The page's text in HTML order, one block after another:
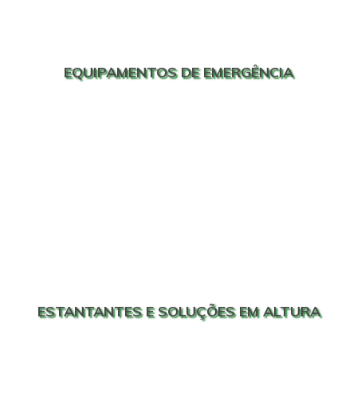
EQUIPAMENTOS DE EMERGÊNCIA
ESTANTANTES E SOLUÇÕES EM ALTURA